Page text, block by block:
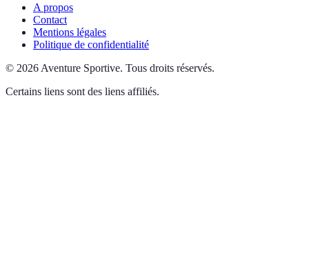
A propos
Contact
Mentions légales
Politique de confidentialité
© 2026 Aventure Sportive. Tous droits réservés.
Certains liens sont des liens affiliés.